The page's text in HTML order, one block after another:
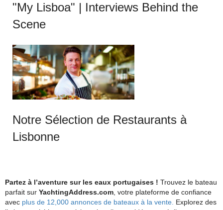
"My Lisboa" | Interviews Behind the
Scene
Notre Sélection de Restaurants à
Lisbonne
Partez à l’aventure sur les eaux portugaises ! Trouvez le bateau
parfait sur YachtingAddress.com, votre plateforme de confiance
avec plus de 12,000 annonces de bateaux à la vente. Explorez des